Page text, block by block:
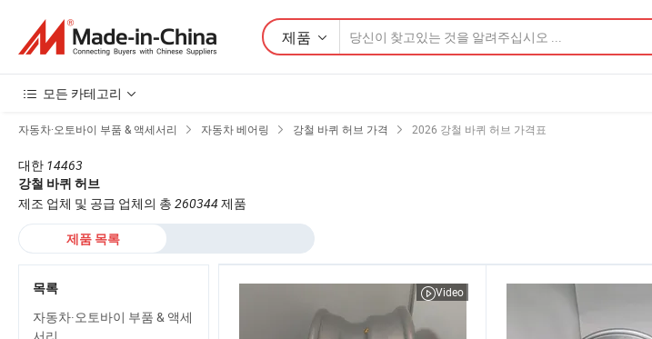
제품
모든 카테고리
자동차·오토바이 부품 & 액세서리 자동차 베어링 강철 바퀴 허브 가격 2026 강철 바퀴 허브 가격표
대한 14463
강철 바퀴 허브
제조 업체 및 공급 업체의 총 260344제품
제품 목록
Video
목록
자동차·오토바이 부품 & 액세